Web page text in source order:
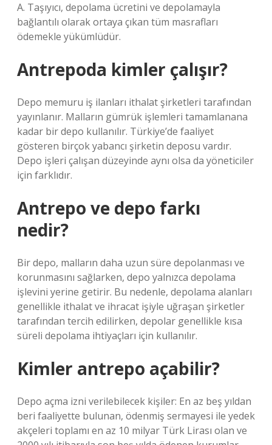
A. Taşıyıcı, depolama ücretini ve depolamayla
bağlantılı olarak ortaya çıkan tüm masrafları
ödemekle yükümlüdür.
Antrepoda kimler çalışır?
Depo memuru iş ilanları ithalat şirketleri tarafından
yayınlanır. Malların gümrük işlemleri tamamlanana
kadar bir depo kullanılır. Türkiye’de faaliyet
gösteren birçok yabancı şirketin deposu vardır.
Depo işleri çalışan düzeyinde aynı olsa da yöneticiler
için farklıdır.
Antrepo ve depo farkı
nedir?
Bir depo, malların daha uzun süre depolanması ve
korunmasını sağlarken, depo yalnızca depolama
işlevini yerine getirir. Bu nedenle, depolama alanları
genellikle ithalat ve ihracat işiyle uğraşan şirketler
tarafından tercih edilirken, depolar genellikle kısa
süreli depolama ihtiyaçları için kullanılır.
Kimler antrepo açabilir?
Depo açma izni verilebilecek kişiler: En az beş yıldan
beri faaliyette bulunan, ödenmiş sermayesi ile yedek
akçeleri toplamı en az 10 milyar Türk Lirası olan ve